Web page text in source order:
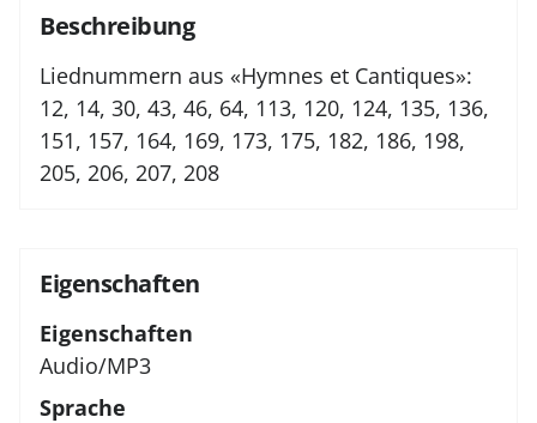
Beschreibung
Liednummern aus «Hymnes et Cantiques»:
12, 14, 30, 43, 46, 64, 113, 120, 124, 135, 136,
151, 157, 164, 169, 173, 175, 182, 186, 198,
205, 206, 207, 208
Eigenschaften
Eigenschaften
Audio/MP3
Sprache